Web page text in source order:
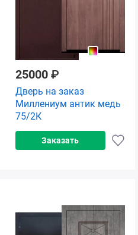
25000 ₽
Дверь на заказ
Миллениум антик медь
75/2К
Заказать